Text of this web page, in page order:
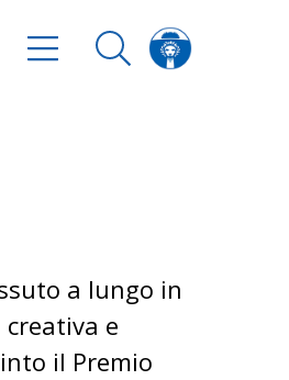
a lungo in
e
il Premio